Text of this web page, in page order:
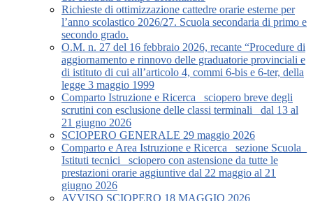
Richieste di ottimizzazione cattedre orarie esterne per
l’anno scolastico 2026/27. Scuola secondaria di primo e
secondo grado.
O.M. n. 27 del 16 febbraio 2026, recante “Procedure di
aggiornamento e rinnovo delle graduatorie provinciali e
di istituto di cui all’articolo 4, commi 6-bis e 6-ter, della
legge 3 maggio 1999
Comparto Istruzione e Ricerca_ sciopero breve degli
scrutini con esclusione delle classi terminali_ dal 13 al
21 giugno 2026
SCIOPERO GENERALE 29 maggio 2026
Comparto e Area Istruzione e Ricerca_ sezione Scuola_
Istituti tecnici_ sciopero con astensione da tutte le
prestazioni orarie aggiuntive dal 22 maggio al 21
giugno 2026
AVVISO SCIOPERO 18 MAGGIO 2026